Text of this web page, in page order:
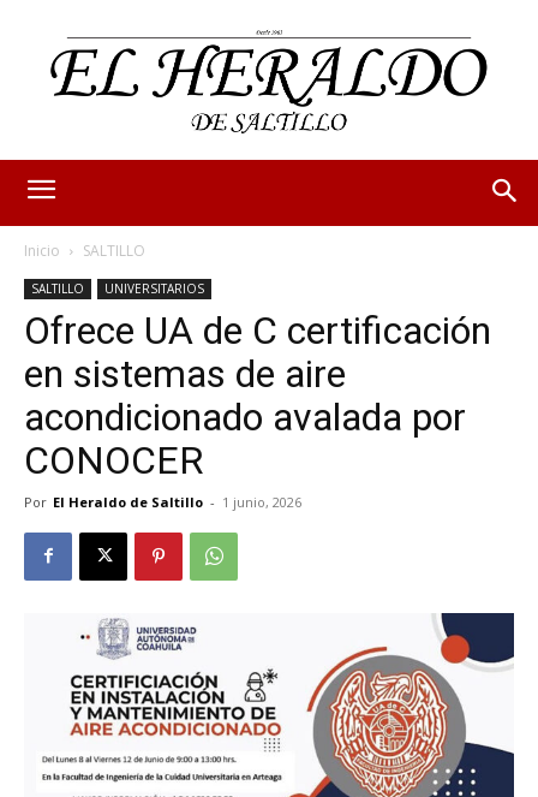
Inicio SALTILLO
SALTILLO UNIVERSITARIOS
Ofrece UA de C certificación
en sistemas de aire
acondicionado avalada por
CONOCER
Por El Heraldo de Saltillo - 1 junio, 2026